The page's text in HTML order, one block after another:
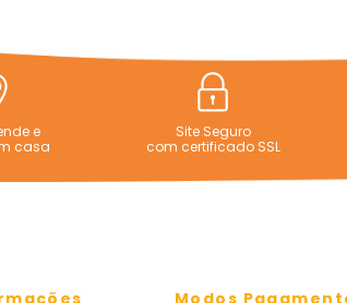
e
casa
Site Seguro
com certificado SSL
Modos